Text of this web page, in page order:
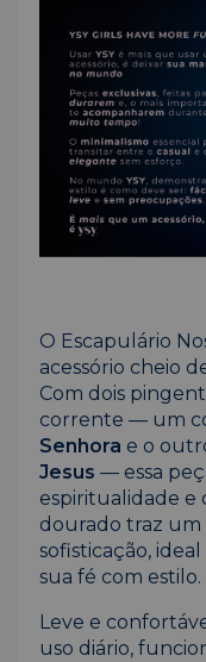
O Escapulário
acessório cheio
Com dois
corrente — um
Senhora e o
Jesus — essa
espiritualidade e
dourado traz
sofisticação,
sua fé com estilo.
Leve e
uso diário,